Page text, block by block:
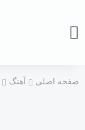
صفحه اصلی آهنگ